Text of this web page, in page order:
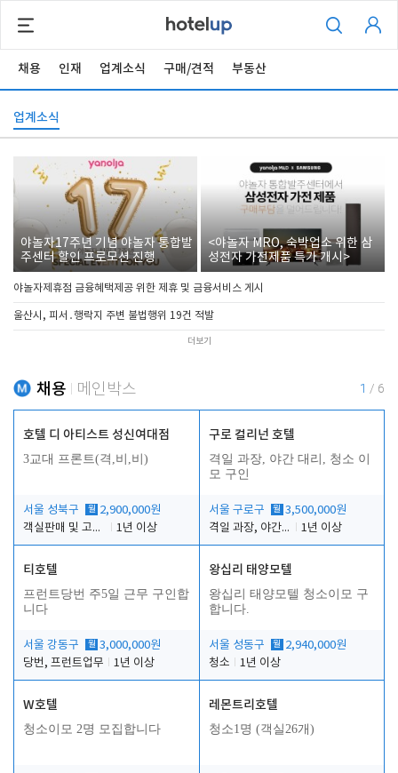
채용 인재 업계소식 구매/견적 부동산
업계소식
야놀자17주년 기념 야놀자 통합발
주센터 할인 프로모션 진행
<야놀자 MRO, 숙박업소 위한 삼
성전자 가전제품 특가 개시>
야놀자제휴점 금융혜택제공 위한 제휴 및 금융서비스 게시
울산시, 피서․행락지 주변 불법행위 19건 적발
더보기
채용 메인박스 1 / 6
호텔 디 아티스트 성신여대점
3교대 프론트(격,비,비)
서울 성북구 월 2,900,000원
객실판매 및 고객응대
1년 이상
구로 컬리넌 호텔
격일 과장, 야간 대리, 청소 이
모 구인
서울 구로구 월 3,500,000원
격일 과장, 야간 대리, 청소 이모
1년 이상
티호텔
프런트당번 주5일 근무 구인합
니다
서울 강동구 월 3,000,000원
당번, 프런트업무
1년 이상
왕십리 태양모텔
왕십리 태양모텔 청소이모 구
합니다.
서울 성동구 월 2,940,000원
청소
1년 이상
W호텔
청소이모 2명 모집합니다
레몬트리호텔
청소1명 (객실26개)